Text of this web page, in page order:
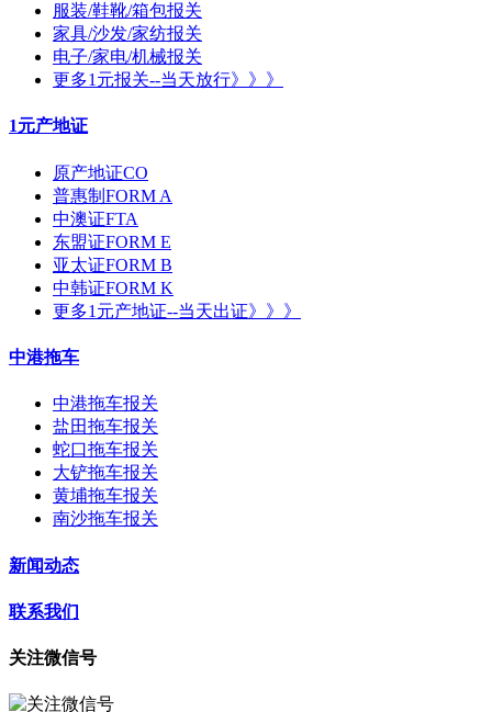
服装/鞋靴/箱包报关
家具/沙发/家纺报关
电子/家电/机械报关
更多1元报关--当天放行》》》
1元产地证
原产地证CO
普惠制FORM A
中澳证FTA
东盟证FORM E
亚太证FORM B
中韩证FORM K
更多1元产地证--当天出证》》》
中港拖车
中港拖车报关
盐田拖车报关
蛇口拖车报关
大铲拖车报关
黄埔拖车报关
南沙拖车报关
新闻动态
联系我们
关注微信号